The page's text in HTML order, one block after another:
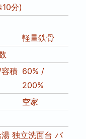
分)
軽量鉄骨
積 60% /
200%
空家
独立洗面台 バ